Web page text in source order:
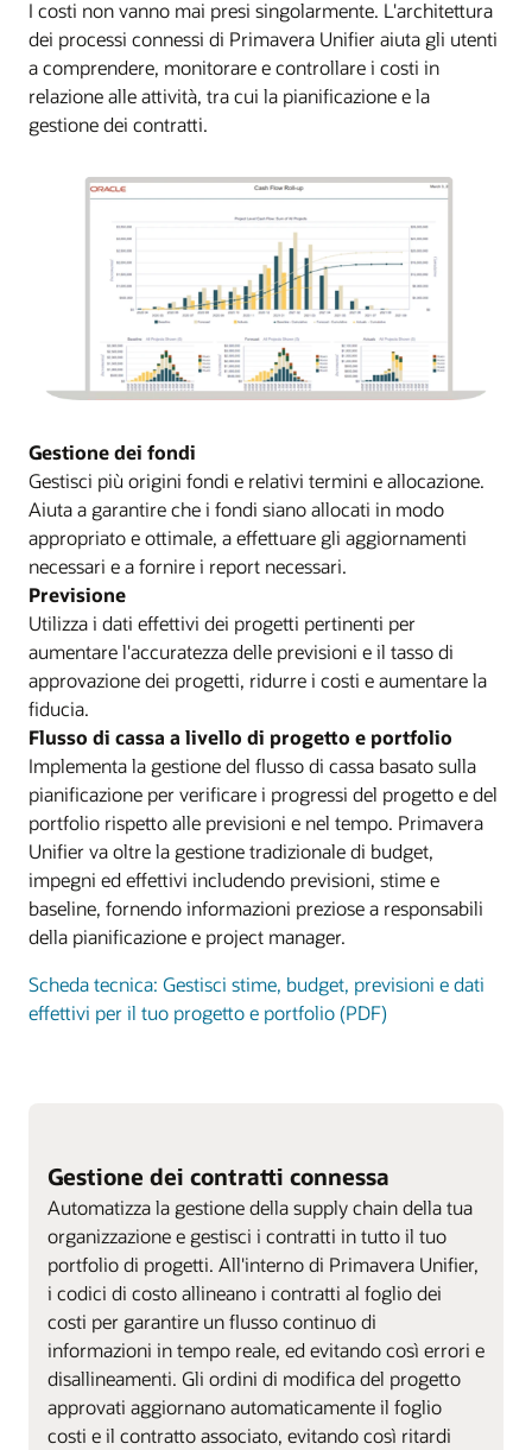
I costi non vanno mai presi singolarmente. L'architettura
dei processi connessi di Primavera Unifier aiuta gli utenti
a comprendere, monitorare e controllare i costi in
relazione alle attività, tra cui la pianificazione e la
gestione dei contratti.
Gestione dei fondi
Gestisci più origini fondi e relativi termini e allocazione.
Aiuta a garantire che i fondi siano allocati in modo
appropriato e ottimale, a effettuare gli aggiornamenti
necessari e a fornire i report necessari.
Previsione
Utilizza i dati effettivi dei progetti pertinenti per
aumentare l'accuratezza delle previsioni e il tasso di
approvazione dei progetti, ridurre i costi e aumentare la
fiducia.
Flusso di cassa a livello di progetto e portfolio
Implementa la gestione del flusso di cassa basato sulla
pianificazione per verificare i progressi del progetto e del
portfolio rispetto alle previsioni e nel tempo. Primavera
Unifier va oltre la gestione tradizionale di budget,
impegni ed effettivi includendo previsioni, stime e
baseline, fornendo informazioni preziose a responsabili
della pianificazione e project manager.
Scheda tecnica: Gestisci stime, budget, previsioni e dati
effettivi per il tuo progetto e portfolio (PDF)
Gestione dei contratti connessa
Automatizza la gestione della supply chain della tua
organizzazione e gestisci i contratti in tutto il tuo
portfolio di progetti. All'interno di Primavera Unifier,
i codici di costo allineano i contratti al foglio dei
costi per garantire un flusso continuo di
informazioni in tempo reale, ed evitando così errori e
disallineamenti. Gli ordini di modifica del progetto
approvati aggiornano automaticamente il foglio
costi e il contratto associato, evitando così ritardi